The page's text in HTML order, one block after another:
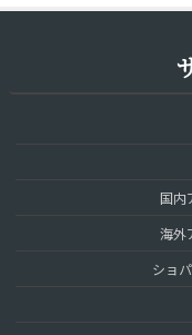
国内
海外
ショ